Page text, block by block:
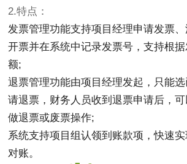
2.特点：
发票管理功能支持项目经理申请发票
开票并在系统中记录发票号，支持根
额;
退票管理功能由项目经理发起，只能
请退票，财务人员收到退票申请后，
做退票或废票操作;
系统支持项目组认领到账款项，快速
对账。